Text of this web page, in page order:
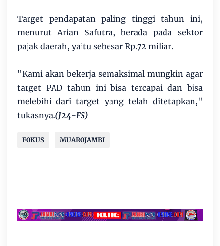
Target pendapatan paling tinggi tahun ini,
menurut Arian Safutra, berada pada sektor
pajak daerah, yaitu sebesar Rp.72 miliar.
"Kami akan bekerja semaksimal mungkin agar
target PAD tahun ini bisa tercapai dan bisa
melebihi dari target yang telah ditetapkan,"
tukasnya.(J24-FS)
FOKUS MUAROJAMBI